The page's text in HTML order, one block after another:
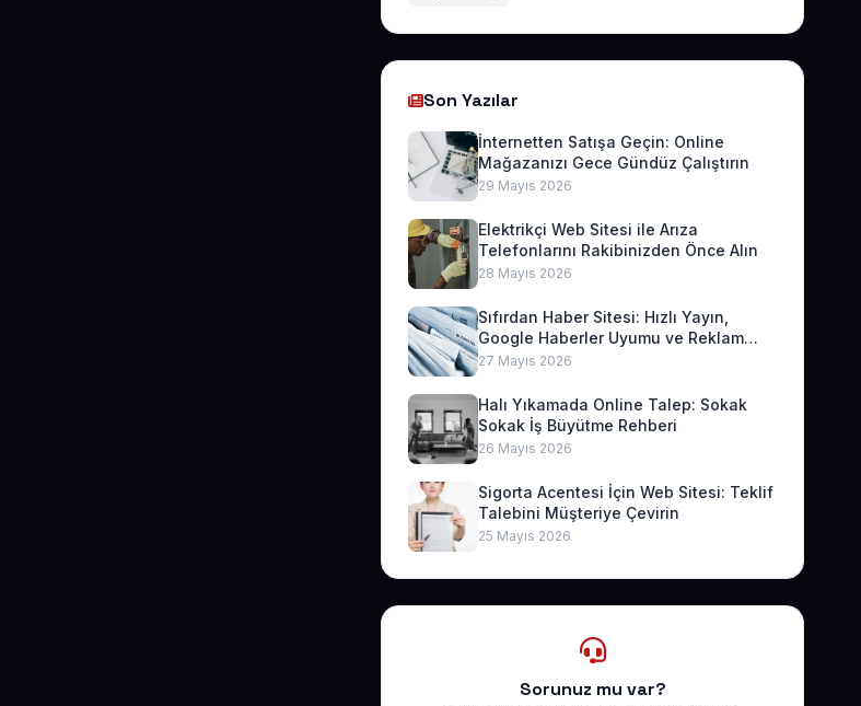
Son Yazılar
İnternetten Satışa Geçin: Online
Mağazanızı Gece Gündüz Çalıştırın
29 Mayıs 2026
Elektrikçi Web Sitesi ile Arıza
Telefonlarını Rakibinizden Önce Alın
28 Mayıs 2026
Sıfırdan Haber Sitesi: Hızlı Yayın,
Google Haberler Uyumu ve Reklam
Geliri
27 Mayıs 2026
Halı Yıkamada Online Talep: Sokak
Sokak İş Büyütme Rehberi
26 Mayıs 2026
Sigorta Acentesi İçin Web Sitesi: Teklif
Talebini Müşteriye Çevirin
25 Mayıs 2026
Sorunuz mu var?